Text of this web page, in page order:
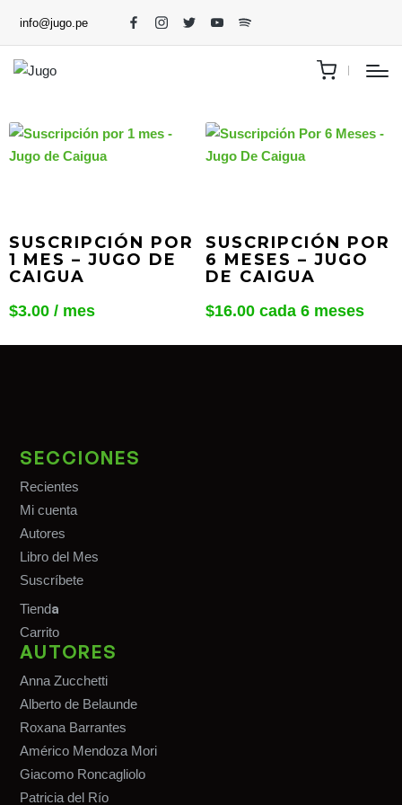
info@jugo.pe
SUSCRIPCIÓN POR
1 MES – JUGO DE
CAIGUA
$3.00 / mes
SUSCRIPCIÓN POR
6 MESES – JUGO
DE CAIGUA
$16.00 cada 6 meses
SECCIONES
Recientes
Mi cuenta
Autores
Libro del Mes
Suscríbete
Tienda
Carrito
AUTORES
Anna Zucchetti
Alberto de Belaunde
Roxana Barrantes
Américo Mendoza Mori
Giacomo Roncagliolo
Patricia del Río